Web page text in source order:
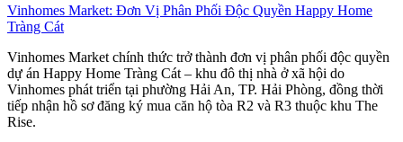
Vinhomes Market: Đơn Vị Phân Phối Độc Quyền Happy Home
Tràng Cát
Vinhomes Market chính thức trở thành đơn vị phân phối độc quyền
dự án Happy Home Tràng Cát – khu đô thị nhà ở xã hội do
Vinhomes phát triển tại phường Hải An, TP. Hải Phòng, đồng thời
tiếp nhận hồ sơ đăng ký mua căn hộ tòa R2 và R3 thuộc khu The
Rise.